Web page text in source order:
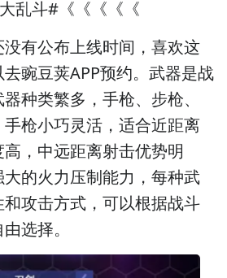
乱斗#《《《《《
有公布上线时间，喜欢这
豌豆荚APP预约。 武器是战
种类繁多，手枪、步枪、
枪小巧灵活，适合近距离
，中远距离射击优势明
的火力压制能力，每种武
攻击方式，可以根据战斗
选择。